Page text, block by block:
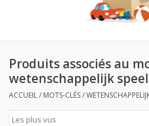
Boîtes de récompense
Nouveau
Produits associés au
wetenschappelijk
ACCUEIL/ MOTS-CLÉS/